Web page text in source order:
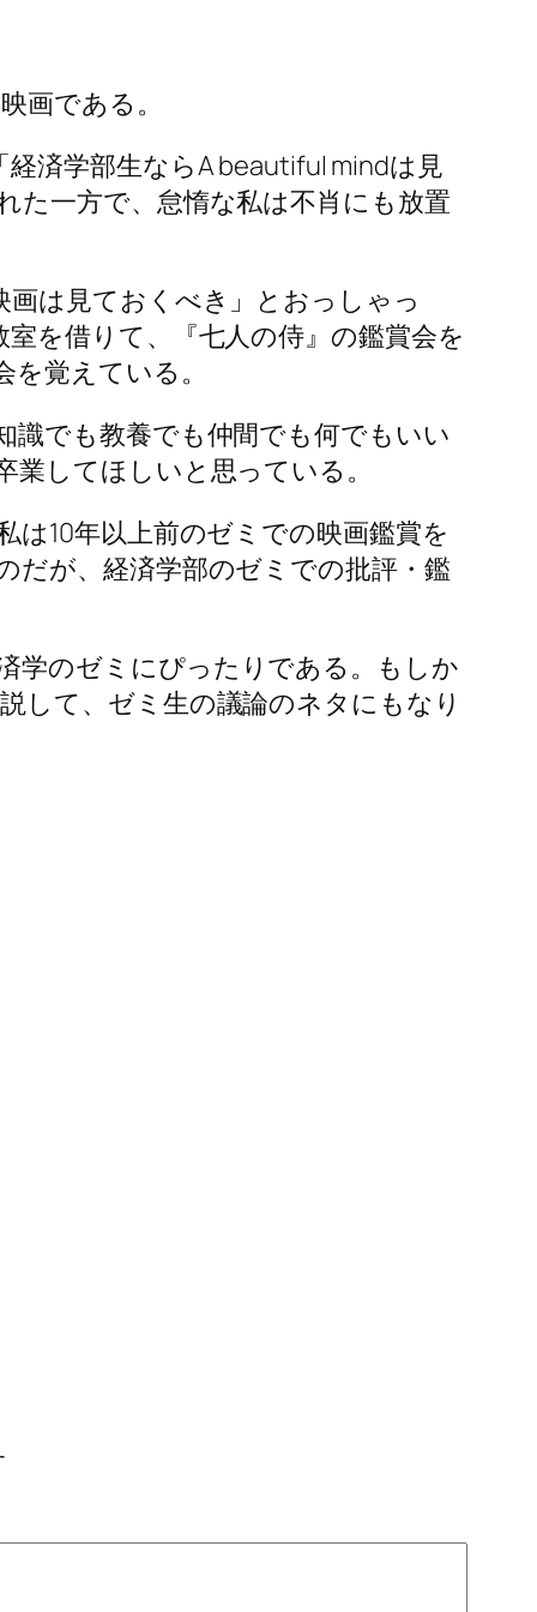
画である。
済学部生ならA beautiful mindは見
た一方で、怠惰な私は不肖にも放置
は見ておくべき」とおっしゃっ
を借りて、『七人の侍』の鑑賞会を
覚えている。
識でも教養でも仲間でも何でもいい
してほしいと思っている。
10年以上前のゼミでの映画鑑賞を
だが、経済学部のゼミでの批評・鑑
学のゼミにぴったりである。もしか
して、ゼミ生の議論のネタにもなり